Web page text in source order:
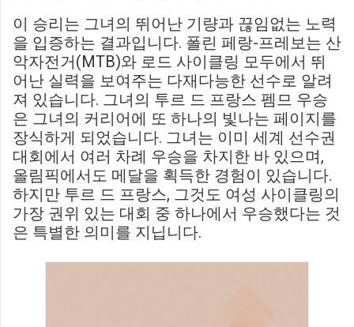
이 승리는 그녀의 뛰어난 기량과 끊임없는 노력
을 입증하는 결과입니다. 폴린 페랑-프레보는 산
악자전거(MTB)와 로드 사이클링 모두에서 뛰
어난 실력을 보여주는 다재다능한 선수로 알려
져 있습니다. 그녀의 투르 드 프랑스 펨므 우승
은 그녀의 커리어에 또 하나의 빛나는 페이지를
장식하게 되었습니다. 그녀는 이미 세계 선수권
대회에서 여러 차례 우승을 차지한 바 있으며,
올림픽에서도 메달을 획득한 경험이 있습니다.
하지만 투르 드 프랑스, 그것도 여성 사이클링의
가장 권위 있는 대회 중 하나에서 우승했다는 것
은 특별한 의미를 지닙니다.